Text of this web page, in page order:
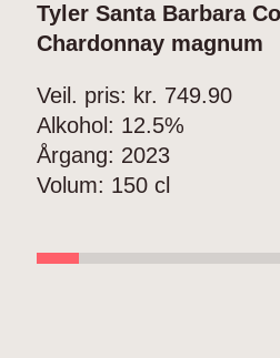
Tyler Santa Barbara
Chardonnay magnum
Veil. pris: kr. 749.90
Alkohol: 12.5%
Årgang: 2023
Volum: 150 cl